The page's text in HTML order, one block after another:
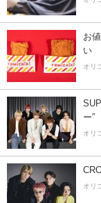
お
い
オリ
ー”
オリ
オリ